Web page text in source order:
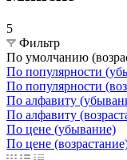
5
Фильтр
По умолчанию
По популярности
По популярности
По алфавиту
По алфавиту
По цене (убывание)
По цене